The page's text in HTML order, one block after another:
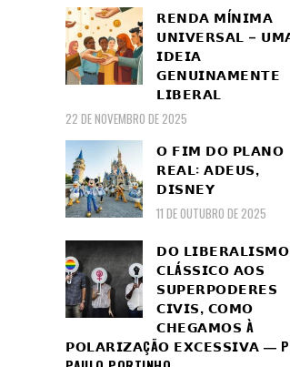
𝗥𝗘𝗡𝗗𝗔 𝗠Í𝗡𝗜𝗠𝗔
𝗨𝗡𝗜𝗩𝗘𝗥𝗦𝗔𝗟 –
𝗜𝗗𝗘𝗜𝗔
𝗚𝗘𝗡𝗨𝗜𝗡𝗔𝗠𝗘𝗡𝗧𝗘
𝗟𝗜𝗕𝗘𝗥𝗔𝗟
22 DE NOVEMBRO DE 2025
𝗢 𝗙𝗜𝗠 𝗗𝗢 𝗣𝗟𝗔𝗡𝗢
𝗥𝗘𝗔𝗟: 𝗔𝗗𝗘𝗨𝗦,
𝗗𝗜𝗦𝗡𝗘𝗬
11 DE OUTUBRO DE 2025
𝗗𝗢 𝗟𝗜𝗕𝗘𝗥𝗔𝗟𝗜𝗦𝗠𝗢
𝗖𝗟Á𝗦𝗦𝗜𝗖𝗢 𝗔𝗢𝗦
𝗦𝗨𝗣𝗘𝗥𝗣𝗢𝗗𝗘𝗥𝗘𝗦
𝗖𝗜𝗩𝗜𝗦, 𝗖𝗢𝗠𝗢
𝗖𝗛𝗘𝗚𝗔𝗠𝗢𝗦 À
𝗣𝗢𝗟𝗔𝗥𝗜𝗭𝗔ÇÃ𝗢 𝗘𝗫𝗖𝗘𝗦𝗦𝗜𝗩𝗔 ―